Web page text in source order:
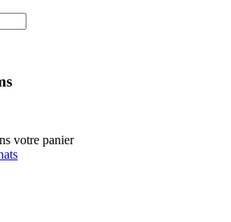
votre panier